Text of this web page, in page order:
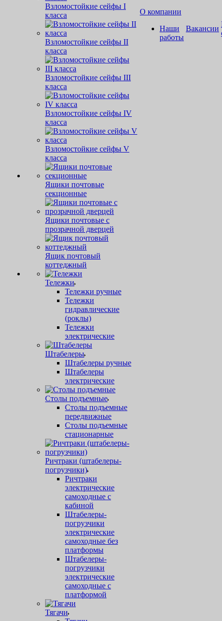
Взломостойкие сейфы I
класса
Взломостойкие сейфы II
класса
Взломостойкие сейфы III
класса
Взломостойкие сейфы IV
класса
Взломостойкие сейфы V
класса
Ящики почтовые
секционные
Ящики почтовые с
прозрачной дверцей
Ящик почтовый
коттеджный
Тележки
Тележки ручные
Тележки
гидравлические
(роклы)
Тележки
электрические
Штабелеры
Штабелеры ручные
Штабелеры
электрические
Столы подъемные
Столы подъемные
передвижные
Столы подъемные
стационарные
Ричтраки (штабелеры-
погрузчики)
Ричтраки
электрические
самоходные с
кабиной
Штабелеры-
погрузчики
электрические
самоходные без
платформы
Штабелеры-
погрузчики
электрические
самоходные с
платформой
Тягачи
О компании
Наши
работы
Вакансии